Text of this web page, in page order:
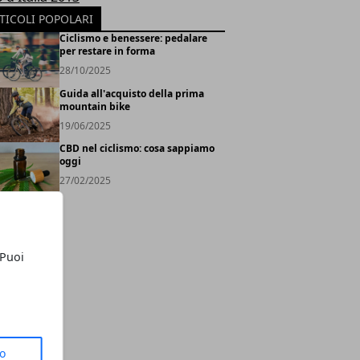
POPOLARI
Ciclismo e benessere: pedalare
per restare in forma
28/10/2025
Guida all'acquisto della prima
mountain bike
19/06/2025
CBD nel ciclismo: cosa sappiamo
oggi
27/02/2025